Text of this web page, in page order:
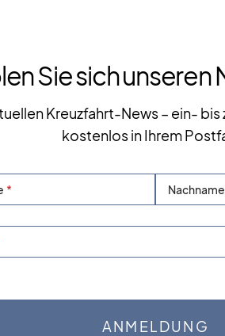
Sie sich unseren
Kreuzfahrt-News – ein-
kostenlos in Ihrem
Nachname